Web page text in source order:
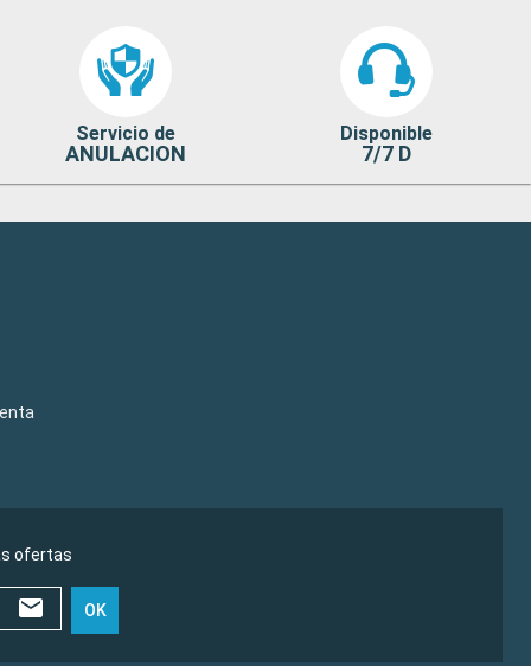
Servicio de
ANULACION
Disponible
7/7 D
ofertas
OK